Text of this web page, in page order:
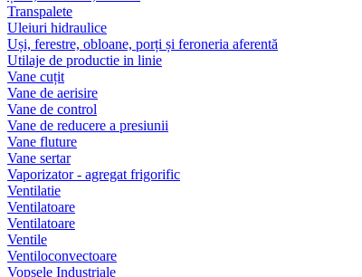
Transpalete
Uleiuri hidraulice
Uși, ferestre, obloane, porți și feroneria aferentă
Utilaje de productie in linie
Vane cuțit
Vane de aerisire
Vane de control
Vane de reducere a presiunii
Vane fluture
Vane sertar
Vaporizator - agregat frigorific
Ventilatie
Ventilatoare
Ventilatoare
Ventile
Ventiloconvectoare
Vopsele Industriale